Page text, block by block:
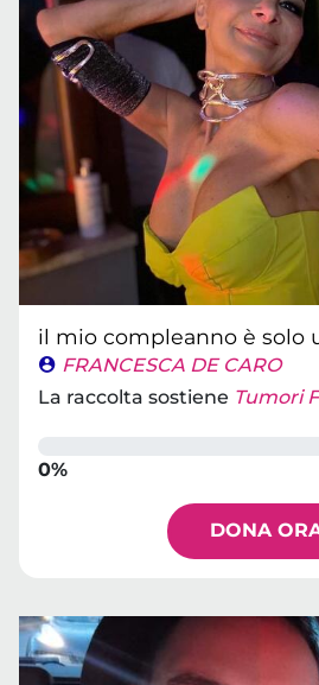
il mio compleanno è solo
FRANCESCA DE CARO
La raccolta sostiene Tumori
0%
DONA